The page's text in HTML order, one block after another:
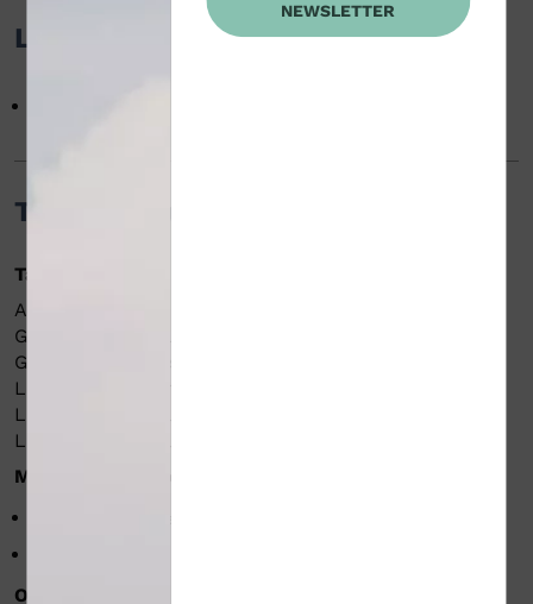
Langues
Tarifs / ouverture
Tarifs
Adulte : 50 € (1h d'initiation)
Green fee 18 trous : de 53 à 70 €
Green fee 9 trous : de 37 à 44 €
Location de chariot manuel : 8 €
Location de voiture 9 trous : 27 €
Location de voiture 18 trous : 40 €.
Modes de paiement
Ouverture
NEWSLETTER